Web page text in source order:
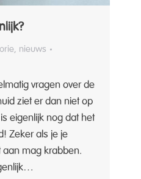
, nieuws
vragen over de
ziet er dan niet op
eigenlijk nog dat het
Zeker als je je
aan mag krabben.